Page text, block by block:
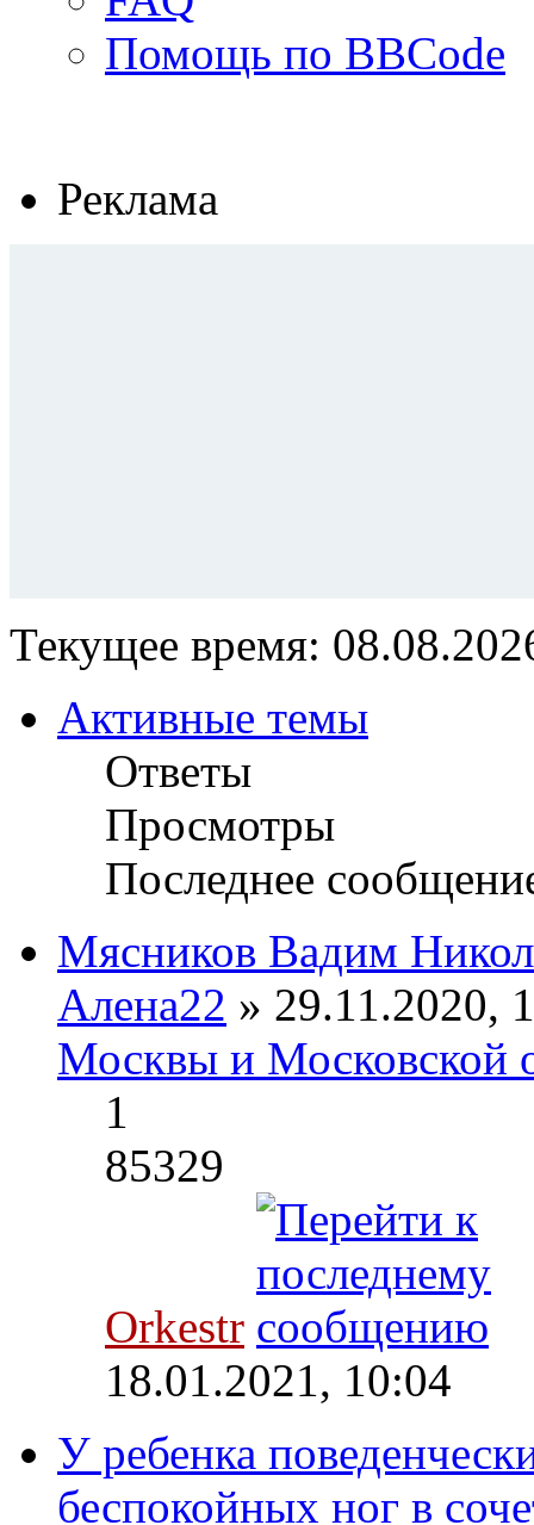
Помощь по BBCode
Реклама
Текущее время:
Активные темы
Ответы
Просмотры
Последнее
Мясников Вадим
Алена22 » 29.11.2020,
Москвы и Московской
1
85329
Orkestr
18.01.2021, 10:04
У ребенка
беспокойных ног в